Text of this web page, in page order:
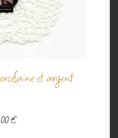
et argent
€